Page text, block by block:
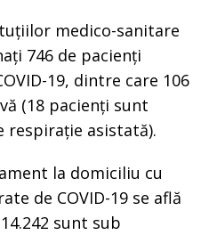
medico-sanitare
746 de pacienți
19, dintre care 106
(18 pacienți sunt
respirație asistată).
la domiciliu cu
de COVID-19 se află
sunt sub